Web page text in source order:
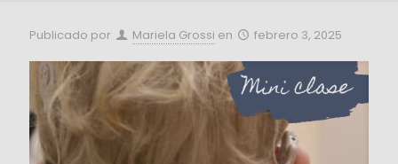
Publicado por Mariela Grossi en febrero 3, 2025